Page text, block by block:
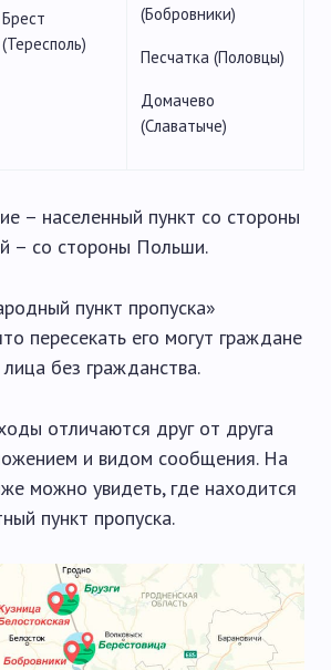
Брест
(Тересполь)
(Бобровники)
Песчатка (Половцы)
Домачево
(Славатыче)
– населенный пункт со стороны
– со стороны Польши.
пункт пропуска»
пересекать его могут граждане
без гражданства.
отличаются друг от друга
и видом сообщения. На
можно увидеть, где находится
пункт пропуска.